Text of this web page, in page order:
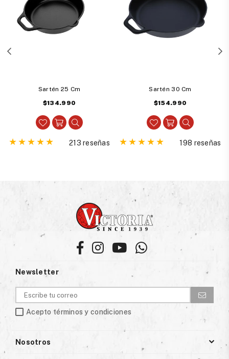
Sartén 25 Cm
Precio
$134.990
213 reseñas
Sartén 30 Cm
Precio
$154.990
198 reseñas
FacebookInstagramYouTubeWhatsapp
Newsletter
Acepto términos y condiciones
Nosotros